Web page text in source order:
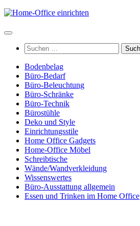
Zum
springen
Suchen
nach:
Bodenbelag
Büro-Bedarf
Büro-Beleuchtung
Büro-Schränke
Büro-Technik
Bürostühle
Deko und Style
Einrichtungsstile
Home Office Gadgets
Home-Office Möbel
Schreibtische
Wände/Wandverkleidung
Wissenswertes
Büro-Ausstattung allgemein
Essen und Trinken im Home Office